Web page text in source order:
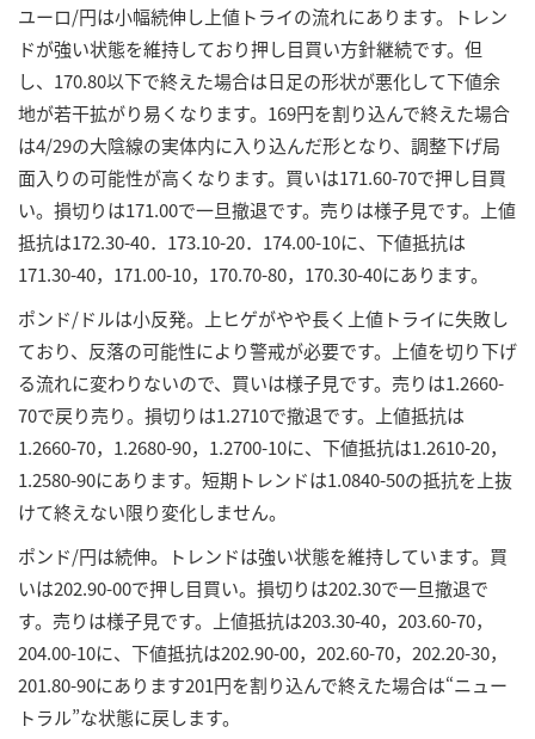
ユーロ/円は小幅続伸し上値トライの流れにあります。トレン
ドが強い状態を維持しており押し目買い方針継続です。但
し、170.80以下で終えた場合は日足の形状が悪化して下値余
地が若干拡がり易くなります。169円を割り込んで終えた場合
は4/29の大陰線の実体内に入り込んだ形となり、調整下げ局
面入りの可能性が高くなります。買いは171.60-70で押し目買
い。損切りは171.00で一旦撤退です。売りは様子見です。上値
抵抗は172.30-40．173.10-20．174.00-10に、下値抵抗は
171.30-40，171.00-10，170.70-80，170.30-40にあります。
ポンド/ドルは小反発。上ヒゲがやや長く上値トライに失敗し
ており、反落の可能性により警戒が必要です。上値を切り下げ
る流れに変わりないので、買いは様子見です。売りは1.2660-
70で戻り売り。損切りは1.2710で撤退です。上値抵抗は
1.2660-70，1.2680-90，1.2700-10に、下値抵抗は1.2610-20，
1.2580-90にあります。短期トレンドは1.0840-50の抵抗を上抜
けて終えない限り変化しません。
ポンド/円は続伸。トレンドは強い状態を維持しています。買
いは202.90-00で押し目買い。損切りは202.30で一旦撤退で
す。売りは様子見です。上値抵抗は203.30-40，203.60-70，
204.00-10に、下値抵抗は202.90-00，202.60-70，202.20-30，
201.80-90にあります201円を割り込んで終えた場合は“ニュー
トラル”な状態に戻します。